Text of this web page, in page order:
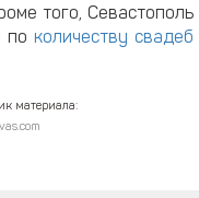
того, Севастополь
по количеству свадеб
материала: